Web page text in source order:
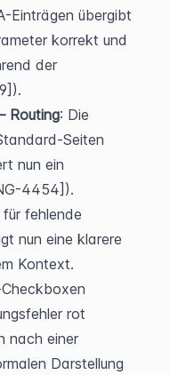
Einträgen übergibt
korrekt und
der
Routing: Die
Seiten
nun ein
4454]).
fehlende
nun eine klarere
Kontext.
rot
nach einer
Darstellung